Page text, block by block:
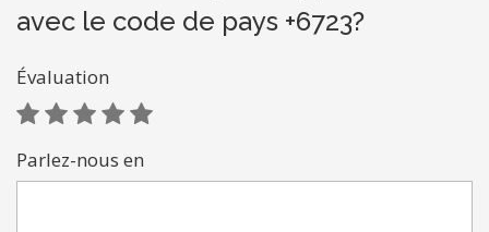
avec le code de pays +6723?
Évaluation
Parlez-nous en